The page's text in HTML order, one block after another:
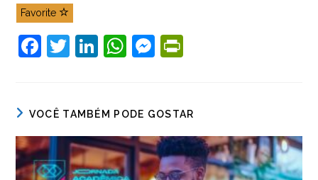
Favorite
F
e
b
o
T
er
Li
e
dI
n
W
s
A
p
M
e
n
g
ri
e
n
VOCÊ TAMBÉM PODE GOSTAR